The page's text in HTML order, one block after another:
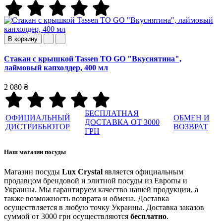
В корзину
Стакан с крышкой Tassen TO GO "Вкуснятина",
лаймовый капхолдер, 400 мл
2 080 ₴
ОФИЦИАЛЬНЫЙ
ДИСТРИБЬЮТОР
БЕСПЛАТНАЯ
ДОСТАВКА ОТ 3000
ГРН
ОБМЕН И
ВОЗВРАТ
Наш магазин посуды
Магазин посуды Lux Crystal является официальным
продавцом брендовой и элитной посуды из Европы и
Украины. Мы гарантируем качество нашей продукции, а
также возможность возврата и обмена. Доставка
осуществляется в любую точку Украины. Доставка заказов
суммой от 3000 грн осуществляются бесплатно.